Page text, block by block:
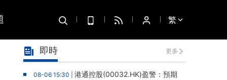
繁
即時 更多
08-06 15:30 | 港通控股(00032.HK)盈警：預期